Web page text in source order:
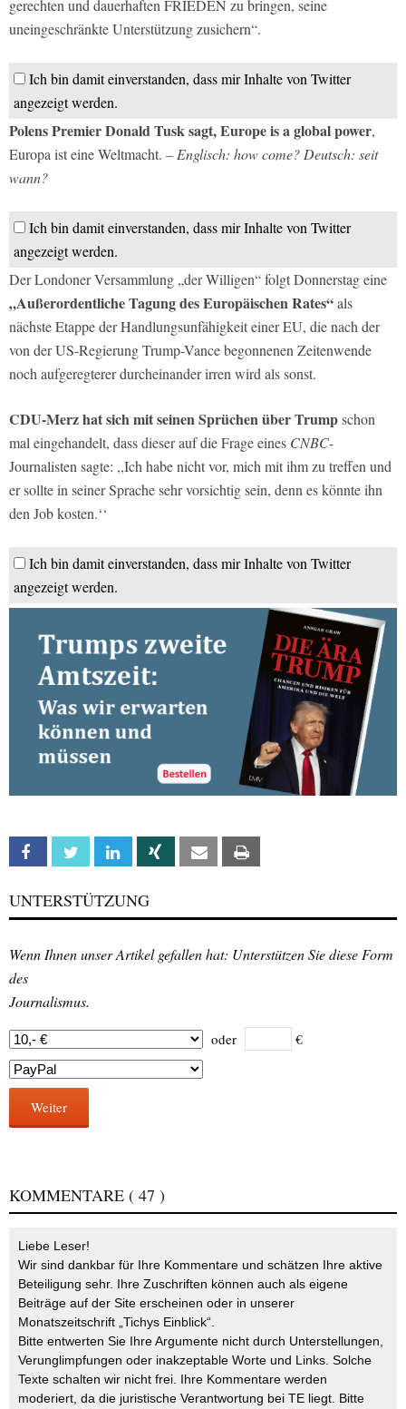
gerechten und dauerhaften FRIEDEN zu bringen, seine
uneingeschränkte Unterstützung zusichern“.
Ich bin damit einverstanden, dass mir Inhalte von Twitter
angezeigt werden.
Polens Premier Donald Tusk sagt, Europe is a global power,
Europa ist eine Weltmacht. – Englisch: how come? Deutsch: seit
wann?
Ich bin damit einverstanden, dass mir Inhalte von Twitter
angezeigt werden.
Der Londoner Versammlung „der Willigen“ folgt Donnerstag eine
„Außerordentliche Tagung des Europäischen Rates“als
nächste Etappe der Handlungsunfähigkeit einer EU, die nach der
von der US-Regierung Trump-Vance begonnenen Zeitenwende
noch aufgeregterer durcheinander irren wird als sonst.
CDU-Merz hat sich mit seinen Sprüchen über Trumpschon
mal eingehandelt, dass dieser auf die Frage eines CNBC-
Journalisten sagte: ,,Ich habe nicht vor, mich mit ihm zu treffen und
er sollte in seiner Sprache sehr vorsichtig sein, denn es könnte ihn
den Job kosten.‘‘
Ich bin damit einverstanden, dass mir Inhalte von Twitter
angezeigt werden.
Facebook Twitter Linkedin Xing Email
UNTERSTÜTZUNG
Wenn Ihnen unser Artikel gefallen hat: Unterstützen Sie diese Form
des
Journalismus.
oder €
Weiter
KOMMENTARE ( 47 )
Liebe Leser!
Wir sind dankbar für Ihre Kommentare und schätzen Ihre aktive
Beteiligung sehr. Ihre Zuschriften können auch als eigene
Beiträge auf der Site erscheinen oder in unserer
Monatszeitschrift „Tichys Einblick“.
Bitte entwerten Sie Ihre Argumente nicht durch Unterstellungen,
Verunglimpfungen oder inakzeptable Worte und Links. Solche
Texte schalten wir nicht frei. Ihre Kommentare werden
moderiert, da die juristische Verantwortung bei TE liegt. Bitte